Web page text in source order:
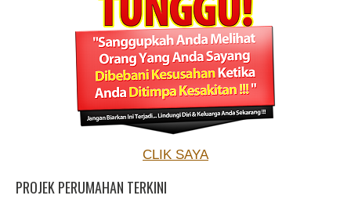
CLIK SAYA
PROJEK PERUMAHAN TERKINI